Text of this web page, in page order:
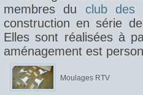
membres du club des
construction en série
Elles sont réalisées à
aménagement est
Moulages RTV